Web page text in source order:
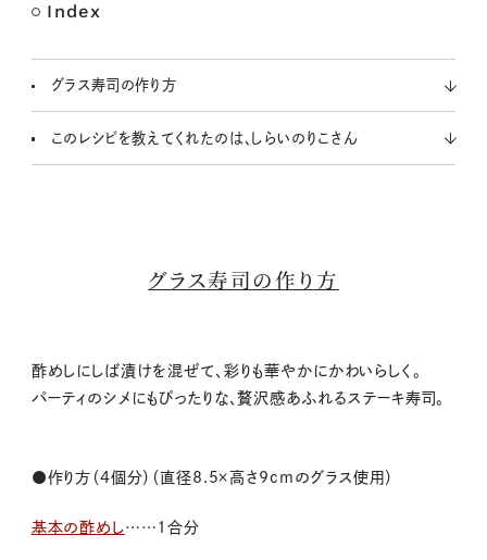
Index
グラス寿司の作り方
このレシピを教えてくれたのは、しらいのりこさん
グラス寿司の作り方
酢めしにしば漬けを混ぜて、彩りも華やかにかわいらしく。
パーティのシメにもぴったりな、贅沢感あふれるステーキ寿司。
●作り方（4個分）（直径8.5×高さ9cmのグラス使用）
基本の酢めし……1合分